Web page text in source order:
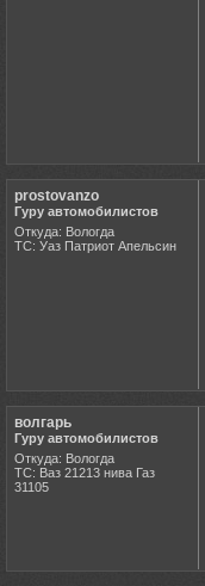
prostovanzo
Гуру автомобилистов
Откуда: Вологда
ТС: Уаз Патриот Апельсин
волгарь
Гуру автомобилистов
Откуда: Вологда
ТС: Ваз 21213 нива Газ
31105